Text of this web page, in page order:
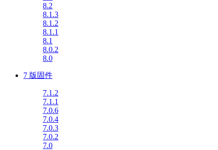
8.2
8.1.3
8.1.2
8.1.1
8.1
8.0.2
8.0
7 版固件
7.1.2
7.1.1
7.0.6
7.0.4
7.0.3
7.0.2
7.0